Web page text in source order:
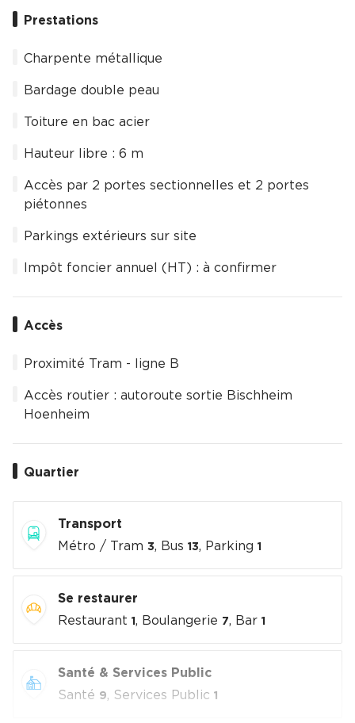
Prestations
Charpente métallique
Bardage double peau
Toiture en bac acier
Hauteur libre : 6 m
Accès par 2 portes sectionnelles et 2 portes
piétonnes
Parkings extérieurs sur site
Impôt foncier annuel (HT) : à confirmer
Accès
Proximité Tram - ligne B
Accès routier : autoroute sortie Bischheim
Hoenheim
Quartier
Transport
Métro / Tram 3, Bus 13, Parking 1
Se restaurer
Restaurant 1 , Boulangerie 7, Bar 1
Santé & Services Public
Santé 9, Services Public 1